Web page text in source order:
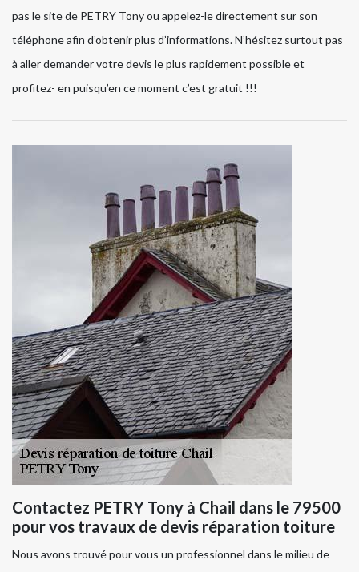
pas le site de PETRY Tony ou appelez-le directement sur son
téléphone afin d’obtenir plus d’informations. N’hésitez surtout pas
à aller demander votre devis le plus rapidement possible et
profitez- en puisqu’en ce moment c’est gratuit !!!
Contactez PETRY Tony à Chail dans le 79500
pour vos travaux de devis réparation toiture
Nous avons trouvé pour vous un professionnel dans le milieu de